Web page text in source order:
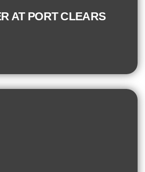
AT PORT CLEARS